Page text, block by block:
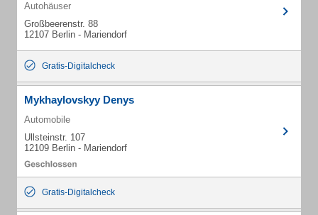
Autohäuser
Großbeerenstr. 88
12107 Berlin - Mariendorf
Gratis-Digitalcheck
Mykhaylovskyy Denys
Automobile
Ullsteinstr. 107
12109 Berlin - Mariendorf
Gratis-Digitalcheck